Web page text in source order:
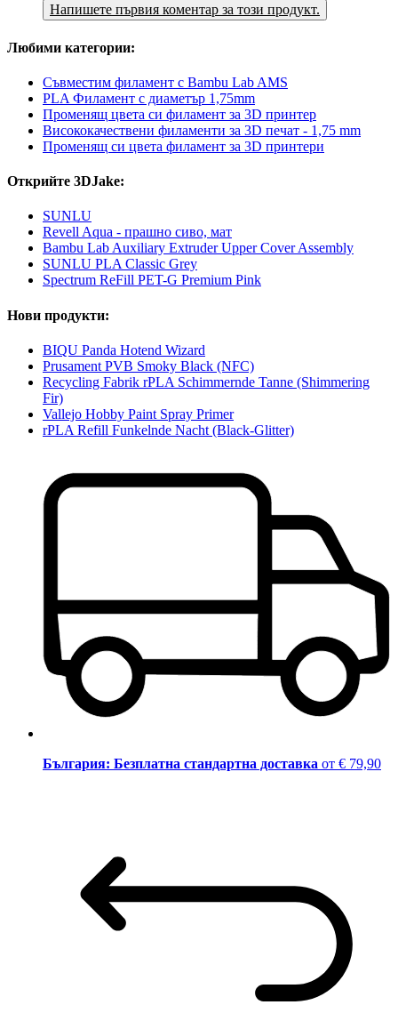
Напишете първия коментар за този продукт.
Любими категории:
Съвместим филамент с Bambu Lab AMS
PLA Филамент с диаметър 1,75mm
Променящ цвета си филамент за 3D принтер
Висококачествени филаменти за 3D печат - 1,75 mm
Променящ си цвета филамент за 3D принтери
Открийте 3DJake:
SUNLU
Revell Aqua - прашно сиво, мат
Bambu Lab Auxiliary Extruder Upper Cover Assembly
SUNLU PLA Classic Grey
Spectrum ReFill PET-G Premium Pink
Нови продукти:
BIQU Panda Hotend Wizard
Prusament PVB Smoky Black (NFC)
Recycling Fabrik rPLA Schimmernde Tanne (Shimmering
Fir)
Vallejo Hobby Paint Spray Primer
rPLA Refill Funkelnde Nacht (Black-Glitter)
България: Безплатна стандартна доставка от € 79,90